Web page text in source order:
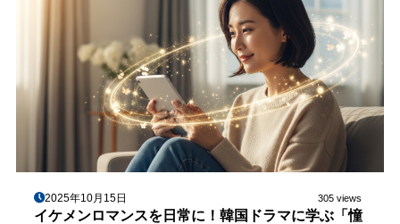
2025年10月15日 305 views
イケメンロマンスを日常に！韓国ドラマに学ぶ「憧